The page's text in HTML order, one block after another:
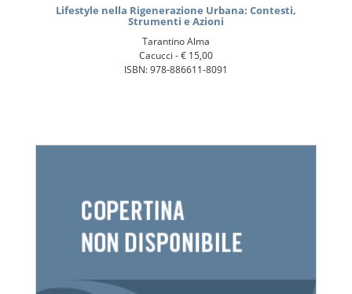
Lifestyle nella Rigenerazione Urbana: Contesti,
Strumenti e Azioni
Tarantino Alma
Cacucci -€ 15,00
ISBN: 978-886611-8091